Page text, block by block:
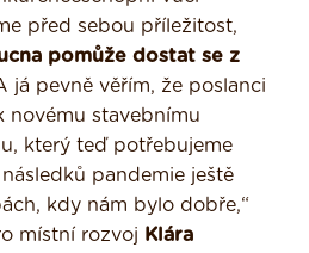
před sebou příležitost,
pomůže dostat se z
já pevně věřím, že poslanci
novému stavebnímu
který teď potřebujeme
pandemie ještě
kdy nám bylo dobře,“
místní rozvoj Klára